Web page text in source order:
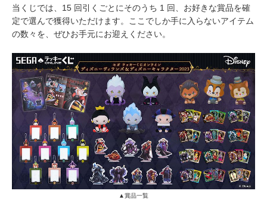
当くじでは、15 回引くごとにそのうち 1 回、お好きな賞品を確
定で選んで獲得いただけます。ここでしか手に入らないアイテム
の数々を、ぜひお手元にお迎えください。
▲賞品一覧